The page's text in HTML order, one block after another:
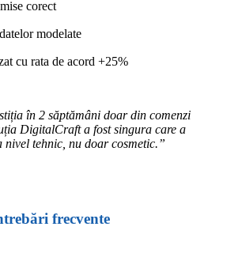
corect
modelate
cu rata de acord +25%
în 2 săptămâni doar din comenzi
DigitalCraft a fost singura care a
nivel tehnic, nu doar cosmetic.”
frecvente